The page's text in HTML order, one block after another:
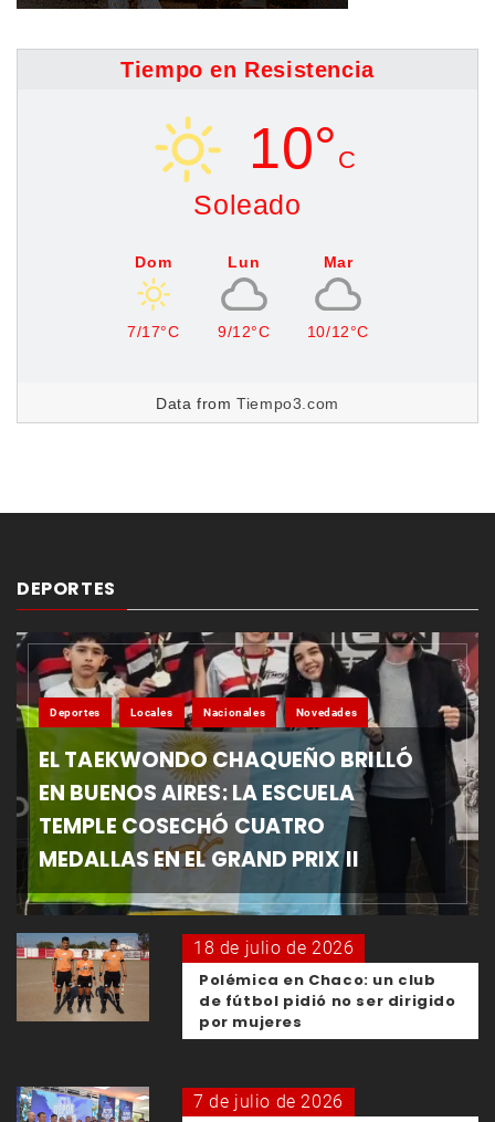
Tiempo en Resistencia
10° C
Soleado
Dom
7/17°C
Lun
9/12°C
Mar
10/12°C
Data fromTiempo3.com
DEPORTES
Deportes Locales Nacionales Novedades
EL TAEKWONDO CHAQUEÑO BRILLÓ
EN BUENOS AIRES: LA ESCUELA
TEMPLE COSECHÓ CUATRO
MEDALLAS EN EL GRAND PRIX II
18 de julio de 2026
Polémica en Chaco: un club
de fútbol pidió no ser dirigido
por mujeres
7 de julio de 2026